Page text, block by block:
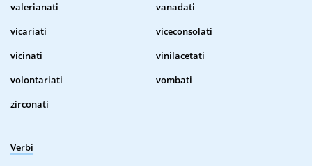
valerianati
vanadati
vicariati
viceconsolati
vicinati
vinilacetati
volontariati
vombati
zirconati
Verbi